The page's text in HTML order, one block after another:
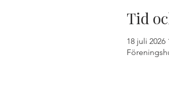
Tid
18 juli 2026